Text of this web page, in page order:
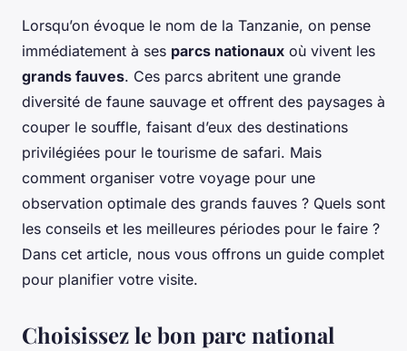
Lorsqu’on évoque le nom de la Tanzanie, on pense
immédiatement à ses parcs nationaux où vivent les
grands fauves. Ces parcs abritent une grande
diversité de faune sauvage et offrent des paysages à
couper le souffle, faisant d’eux des destinations
privilégiées pour le tourisme de safari. Mais
comment organiser votre voyage pour une
observation optimale des grands fauves ? Quels sont
les conseils et les meilleures périodes pour le faire ?
Dans cet article, nous vous offrons un guide complet
pour planifier votre visite.
Choisissez le bon parc national